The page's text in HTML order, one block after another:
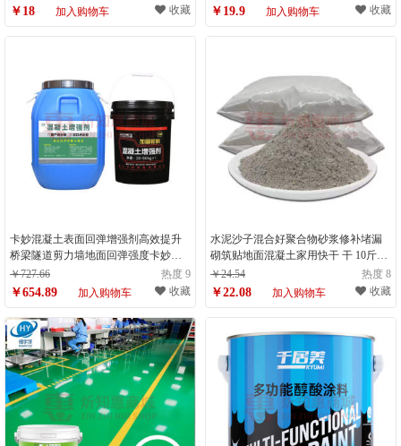
￥18 加入购物车 收藏 ￥19.9 加入购物车 收藏
卡妙混凝土表面回弹增强剂高效提升
桥梁隧道剪力墙地面回弹强度卡妙
20kg 国产纳米型提升5-10兆帕
￥727.66 热度 9
￥654.89 加入购物车 收藏
水泥沙子混合好聚合物砂浆修补堵漏
砌筑贴地面混凝土家用快干 干 10斤砂
浆已混好【高强度不易开 裂】
￥24.54 热度 8
￥22.08 加入购物车 收藏